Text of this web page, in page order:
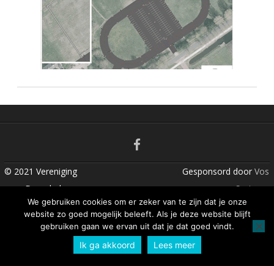
t
© 2021 Vereniging
voor Dorpsbelangen
Nieuw Buinen
Gesponsord doorVos
Systems
We gebruiken cookies om er zeker van te zijn dat je onze
website zo goed mogelijk beleeft. Als je deze website blijft
gebruiken gaan we ervan uit dat je dat goed vindt.
Ik ga akkoord Lees meer